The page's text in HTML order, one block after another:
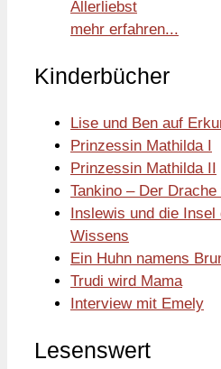
mehr erfahren...
Kinderbücher
Lise und Ben auf
Prinzessin Mathilda I
Prinzessin Mathilda II
Tankino – Der
Inslewis und die Insel
Wissens
Ein Huhn namens
Trudi wird Mama
Interview mit Emely
Lesenswert